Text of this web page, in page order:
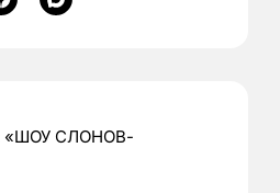
«ШОУ СЛОНОВ-